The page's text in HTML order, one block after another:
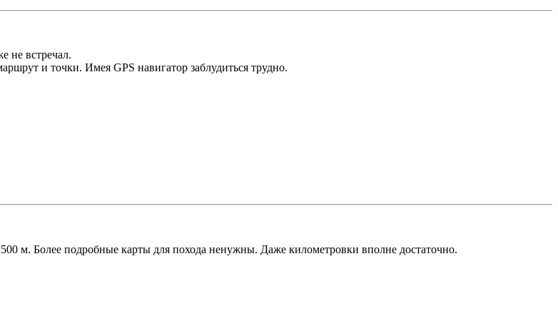
не встречал.
и точки. Имея GPS навигатор заблудиться трудно.
м. Более подробные карты для похода ненужны. Даже километровки вполне достаточно.